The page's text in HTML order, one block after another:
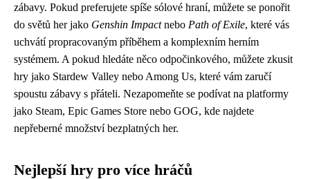
zábavy. Pokud preferujete spíše sólové hraní, můžete se ponořit
do světů her jako Genshin Impactnebo Path of Exile, které vás
uchvátí propracovaným příběhem a komplexním herním
systémem. A pokud hledáte něco odpočinkového, můžete zkusit
hry jako Stardew Valley nebo Among Us, které vám zaručí
spoustu zábavy s přáteli. Nezapomeňte se podívat na platformy
jako Steam, Epic Games Store nebo GOG, kde najdete
nepřeberné množství bezplatných her.
Nejlepší hry pro více hráčů